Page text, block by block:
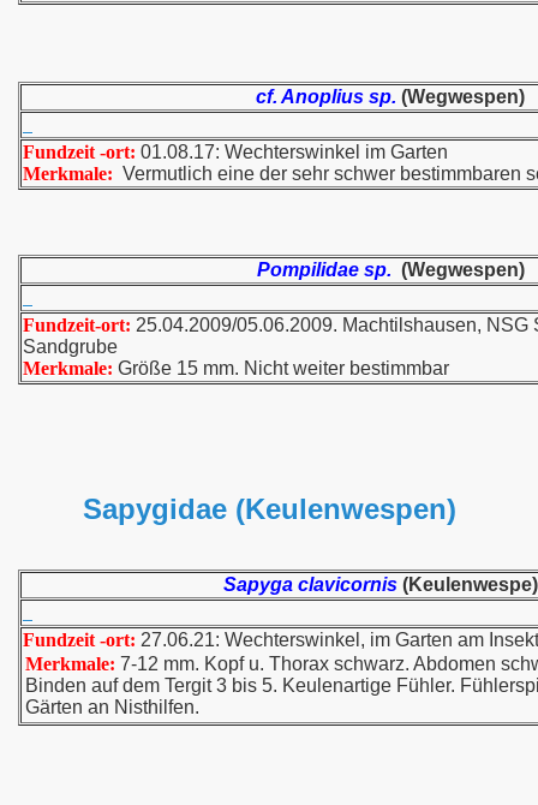
cf. Anoplius sp. (Wegwespen)
Fundzeit -ort: 01.08.17: Wechterswinkel im Garten
Merkmale: Vermutlich eine der sehr schwer bestimmbaren
Pompilidae sp. (Wegwespen)
Fundzeit-ort: 25.04.2009/05.06.2009. Machtilshausen, NSG
Sandgrube
Merkmale: Größe 15 mm. Nicht weiter bestimmbar
Sapygidae (Keulenwespen)
Sapyga clavicornis
Fundzeit -ort: 27.06.21: Wechterswinkel, im Garten am
Merkmale: 7-12 mm. Kopf u. Thorax schwarz. Abdomen
Binden auf dem Tergit 3 bis 5. Keulenartige Fühler.
Gärten an Nisthilfen.